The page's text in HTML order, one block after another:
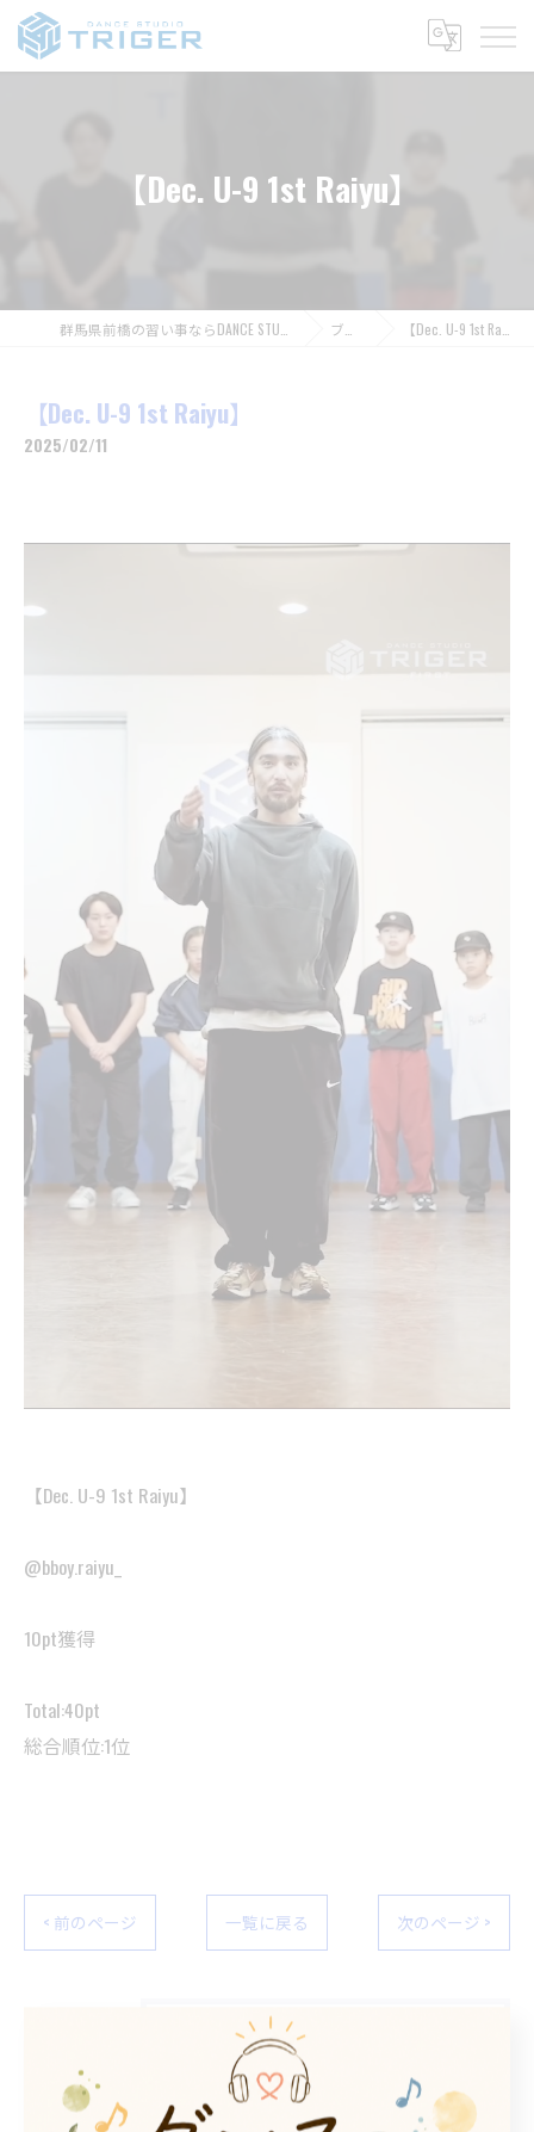
【Dec. U-9 1st Raiyu】
ブログ 【Dec. U-9 1st Raiyu】
【Dec. U-9 1st Raiyu】
2025/02/11
【Dec. U-9 1st Raiyu】
@bboy.raiyu_
10pt獲得
Total:40pt
総合順位:1位
< 前のページ 一覧に戻る 次のページ >
カテゴリー
全てのカテゴリー